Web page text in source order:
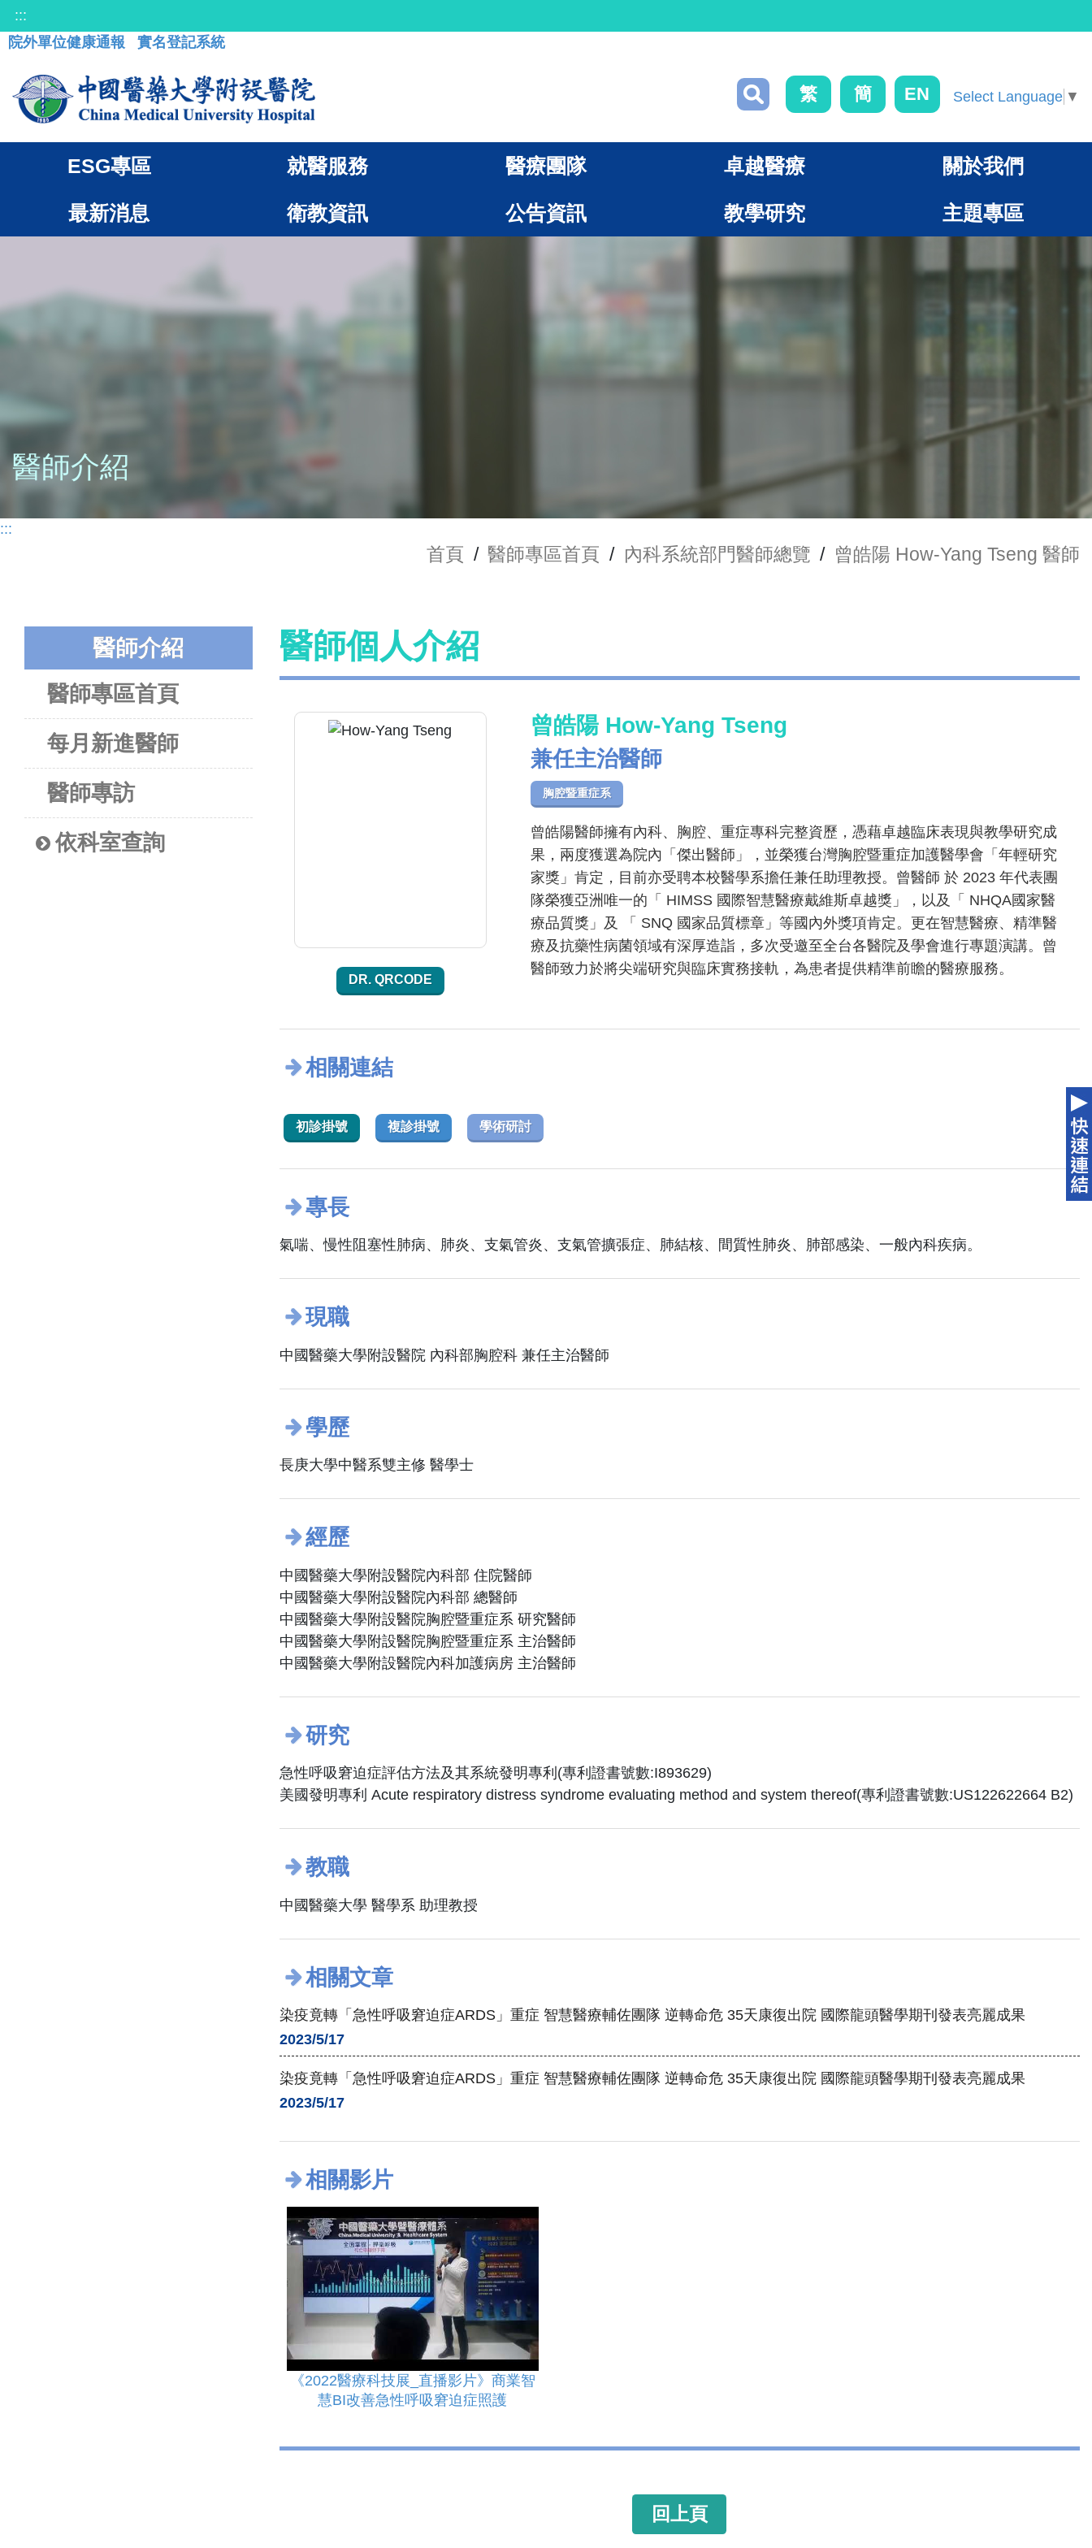
:::
院外單位健康通報
實名登記系統
繁 簡 EN Select Language ▼
ESG專區 就醫服務 醫療團隊 卓越醫療 關於我們
最新消息 衛教資訊 公告資訊 教學研究 主題專區
醫師介紹
:::
首頁 / 醫師專區首頁 / 內科系統部門醫師總覽 / 曾皓陽 How-Yang Tseng 醫師
醫師介紹
醫師專區首頁
每月新進醫師
醫師專訪
依科室查詢
醫師個人介紹
DR. QRCODE
曾皓陽 How-Yang Tseng
兼任主治醫師
胸腔暨重症系
曾皓陽醫師擁有內科、胸腔、重症專科完整資歷，憑藉卓越臨床表現與教學研究成
果，兩度獲選為院內「傑出醫師」，並榮獲台灣胸腔暨重症加護醫學會「年輕研究
家獎」肯定，目前亦受聘本校醫學系擔任兼任助理教授。曾醫師 於 2023 年代表團
隊榮獲亞洲唯一的「 HIMSS 國際智慧醫療戴維斯卓越獎」，以及「 NHQA國家醫
療品質獎」及 「 SNQ 國家品質標章」等國內外獎項肯定。更在智慧醫療、精準醫
療及抗藥性病菌領域有深厚造詣，多次受邀至全台各醫院及學會進行專題演講。曾
醫師致力於將尖端研究與臨床實務接軌，為患者提供精準前瞻的醫療服務。
相關連結
初診掛號 複診掛號 學術研討
專長
氣喘、慢性阻塞性肺病、肺炎、支氣管炎、支氣管擴張症、肺結核、間質性肺炎、肺部感染、一般內科疾病。
現職
中國醫藥大學附設醫院 內科部胸腔科 兼任主治醫師
學歷
長庚大學中醫系雙主修 醫學士
經歷
中國醫藥大學附設醫院內科部 住院醫師
中國醫藥大學附設醫院內科部 總醫師
中國醫藥大學附設醫院胸腔暨重症系 研究醫師
中國醫藥大學附設醫院胸腔暨重症系 主治醫師
中國醫藥大學附設醫院內科加護病房 主治醫師
研究
急性呼吸窘迫症評估方法及其系統發明專利(專利證書號數:I893629)
美國發明專利 Acute respiratory distress syndrome evaluating method and system thereof(專利證書號數:US122622664 B2)
教職
中國醫藥大學 醫學系 助理教授
相關文章
染疫竟轉「急性呼吸窘迫症ARDS」重症 智慧醫療輔佐團隊 逆轉命危 35天康復出院 國際龍頭醫學期刊發表亮麗成果
2023/5/17
染疫竟轉「急性呼吸窘迫症ARDS」重症 智慧醫療輔佐團隊 逆轉命危 35天康復出院 國際龍頭醫學期刊發表亮麗成果
2023/5/17
相關影片
《2022醫療科技展_直播影片》商業智
慧BI改善急性呼吸窘迫症照護
回上頁